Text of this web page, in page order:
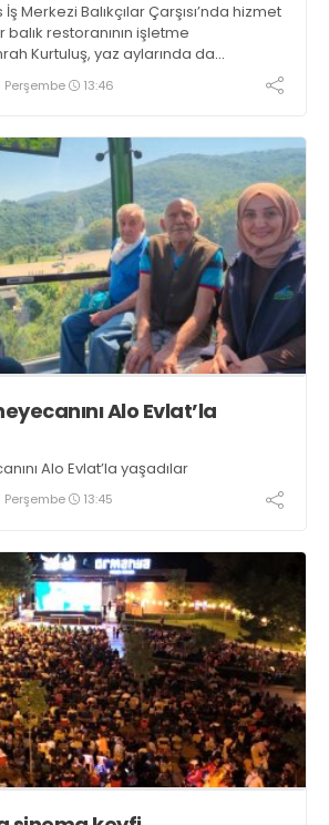
Merkezi Balıkçılar Çarşısı’nda hizmet
restoranının işletme
Kurtuluş, yaz aylarında da
bulunduğunu ifade ederek “Yıl
taze balık bulmak mümkün
13:46
Alo Evlat’la
Alo Evlat’la yaşadılar
13:45